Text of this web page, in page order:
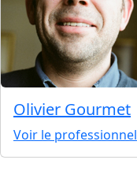
Olivier Gourmet
Voir le professionnel